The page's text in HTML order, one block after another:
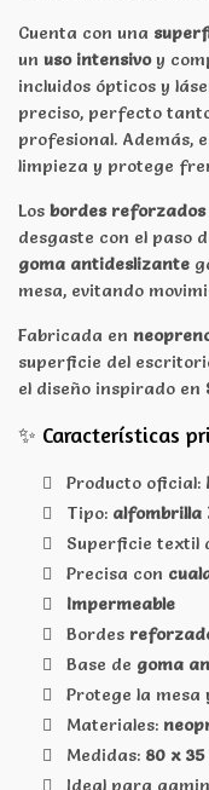
Cuenta con una
un uso intensivoy
incluidos ópticos y
preciso, perfecto
profesional. Además,
limpieza y protege
Los bordes reforzados
desgaste con el paso
goma antideslizante
mesa, evitando
Fabricada en
superficie del
el diseño inspirado en
✨ Características
Producto oficial:
Tipo: alfombrilla
Superficie textil
Precisa con
Impermeable
Bordes
Base de goma
Protege la
Materiales:
Medidas: 80 x
Ideal para